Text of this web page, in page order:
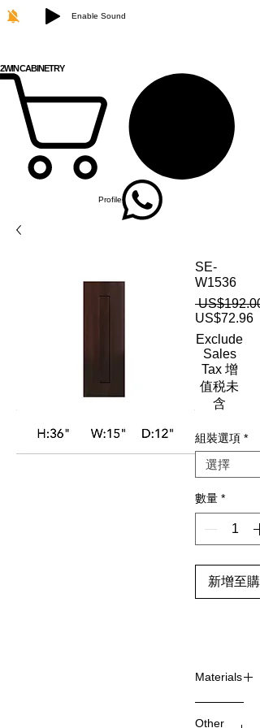
Enable Sound
2WIN CABINETRY
Profile
SE-
W1536
US$192.00
US$72.96
Exclude
Sales
Tax 增
值税未
含
組裝選項 *
數量 *
新增至購
Materials
Other